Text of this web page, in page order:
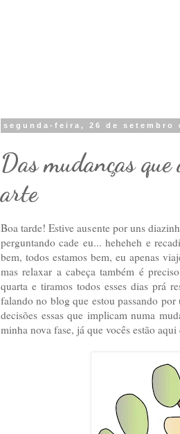
segunda-feira, 26 de setembro
Das mudanças
arte
Boa tarde! Estive ausente por uns
perguntando cade eu... heheheh e
bem, todos estamos bem, eu apenas
mas relaxar a cabeça também é
quarta e tiramos todos esses dias prá
falando no blog que estou passando por
decisões essas que implicam numa
minha nova fase, já que vocês estão